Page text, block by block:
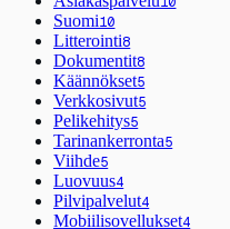
Suomi10
Litterointi8
Dokumentit8
Käännökset5
Verkkosivut5
Pelikehitys5
Tarinankerronta5
Viihde5
Luovuus4
Pilvipalvelut4
Mobiilisovellukset4